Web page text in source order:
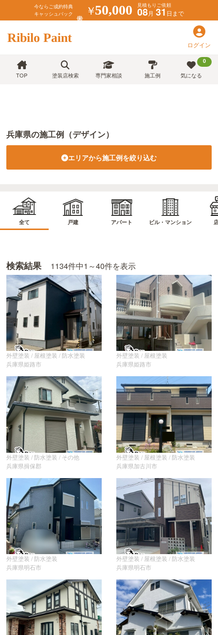
今ならご成約特典
キャッシュバック
￥50,000 見積もりご依頼
08月 31日まで
Ribilo Paint ログイン
TOP 塗装店検索 専門家相談 施工例
0
気になる
兵庫県の施工例（デザイン）
エリアから施工例を絞り込む
全て 戸建 アパート ビル・マンション
検索結果 1134件中1～40件を表示
外壁塗装 / 屋根塗装 / 防水塗装
兵庫県姫路市
外壁塗装 / 屋根塗装
兵庫県姫路市
外壁塗装 / 防水塗装 / その他
兵庫県揖保郡
外壁塗装 / 屋根塗装 / 防水塗装
兵庫県加古川市
外壁塗装 / 防水塗装
兵庫県明石市
外壁塗装 / 屋根塗装 / 防水塗装
兵庫県明石市